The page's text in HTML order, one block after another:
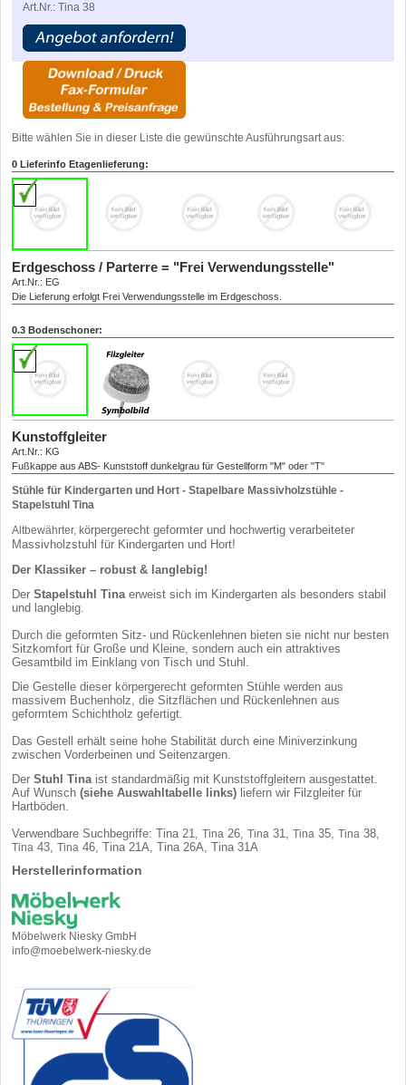
Art.Nr.: Tina 38
Bitte wählen Sie in dieser Liste die gewünschte Ausführungsart aus:
0 Lieferinfo Etagenlieferung:
Erdgeschoss / Parterre = "Frei Verwendungsstelle"
Art.Nr.: EG
Die Lieferung erfolgt Frei Verwendungsstelle im Erdgeschoss.
Art.Nr.: 1.UG
Die Lieferung erfolgt frei Verwendungsstelle in 1. Untergeschoss / Kellergeschoss
Art.Nr.: 1.OG
Die Lieferung erfolgt frei Verwendungsstelle im 1. Obergeschoss
Art.Nr.: 2.OG
Die Lieferung erfolgt frei Verwendungsstelle im 2. Obergeschoss.
Art.Nr.: 3.OG
Lieferung in das 3. Obergeschoss ist nur auf Anfrage möglich, Gerne erstellen wir
Ihnen ein Angebot.
0.3 Bodenschoner:
Kunstoffgleiter
Art.Nr.: KG
Fußkappe aus ABS- Kunststoff dunkelgrau für Gestellform "M" oder "T"
Art.Nr.: FG
Filzgleiter für harte Böden.
Art.Nr.: TFR-KG
Art.Nr.: TFR-FG
Stühle für Kindergarten und Hort - Stapelbare Massivholzstühle -
Stapelstuhl Tina
Altbewährter, körpergerecht geformter und hochwertig verarbeiteter
Massivholzstuhl für Kindergarten und Hort!
Der Klassiker – robust & langlebig!
Der Stapelstuhl Tina erweist sich im Kindergarten als besonders stabil
und langlebig.
Durch die geformten Sitz- und Rückenlehnen bieten sie nicht nur besten
Sitzkomfort für Große und Kleine, sondern auch ein attraktives
Gesamtbild im Einklang von Tisch und Stuhl.
Die Gestelle dieser körpergerecht geformten Stühle werden aus
massivem Buchenholz, die Sitzflächen und Rückenlehnen aus
geformtem Schichtholz gefertigt.
Das Gestell erhält seine hohe Stabilität durch eine Miniverzinkung
zwischen Vorderbeinen und Seitenzargen.
Der Stuhl Tina ist standardmäßig mit Kunststoffgleitern ausgestattet.
Auf Wunsch (siehe Auswahltabelle links) liefern wir Filzgleiter für
Hartböden
Verwendbare Suchbegriffe: Tina 21, Tina 26, Tina 31, Tina 35, Tina 38,
Tina 43, Tina 46, Tina 21A, Tina 26A, Tina 31A
Herstellerinformation
Möbelwerk Niesky GmbH
info@moebelwerk-niesky.de